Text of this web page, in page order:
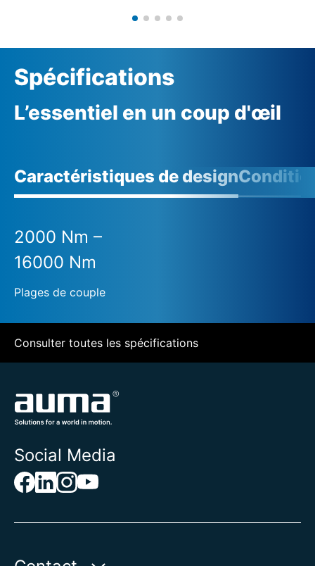
Spécifications
L’essentiel en un coup d'œil
Caractéristiques de design
2000 Nm –
16000 Nm
Plages de couple
Consulter toutes les spécifications
Social Media